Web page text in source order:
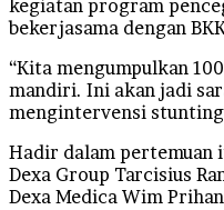
kegiatan program
bekerjasama dengan
“Kita mengumpulkan
mandiri. Ini akan jadi
mengintervensi stunting
Hadir dalam
Dexa Group Tarcisius
Dexa Medica Wim